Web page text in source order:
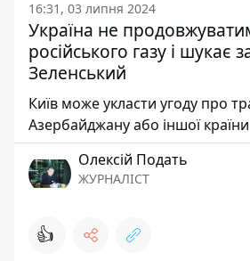
16:31, 03 липня 2024
Україна не
російського газу і шукає
Зеленський
Київ може укласти угоду про
Азербайджану або іншої країни
Олексій Подать
ЖУРНАЛІСТ
👍